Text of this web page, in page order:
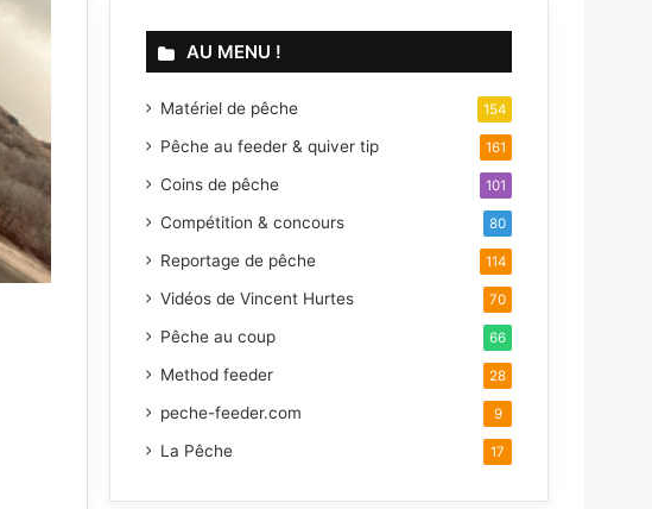
AU MENU !
Matériel de pêche 154
Pêche au feeder & quiver tip 161
Coins de pêche 101
Compétition & concours 80
Reportage de pêche 114
Vidéos de Vincent Hurtes 70
Pêche au coup 66
Method feeder 28
peche-feeder.com 9
La Pêche 17